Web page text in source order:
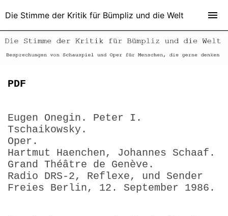
PDF
Eugen Onegin. Peter I.
Tschaikowsky.
Oper.
Hartmut Haenchen, Johannes Schaaf.
Grand Théâtre de Genève.
Radio DRS-2, Reflexe, und Sender
Freies Berlin, 12. September 1986.
Die Stimme der Kritik für Bümpliz und die Welt